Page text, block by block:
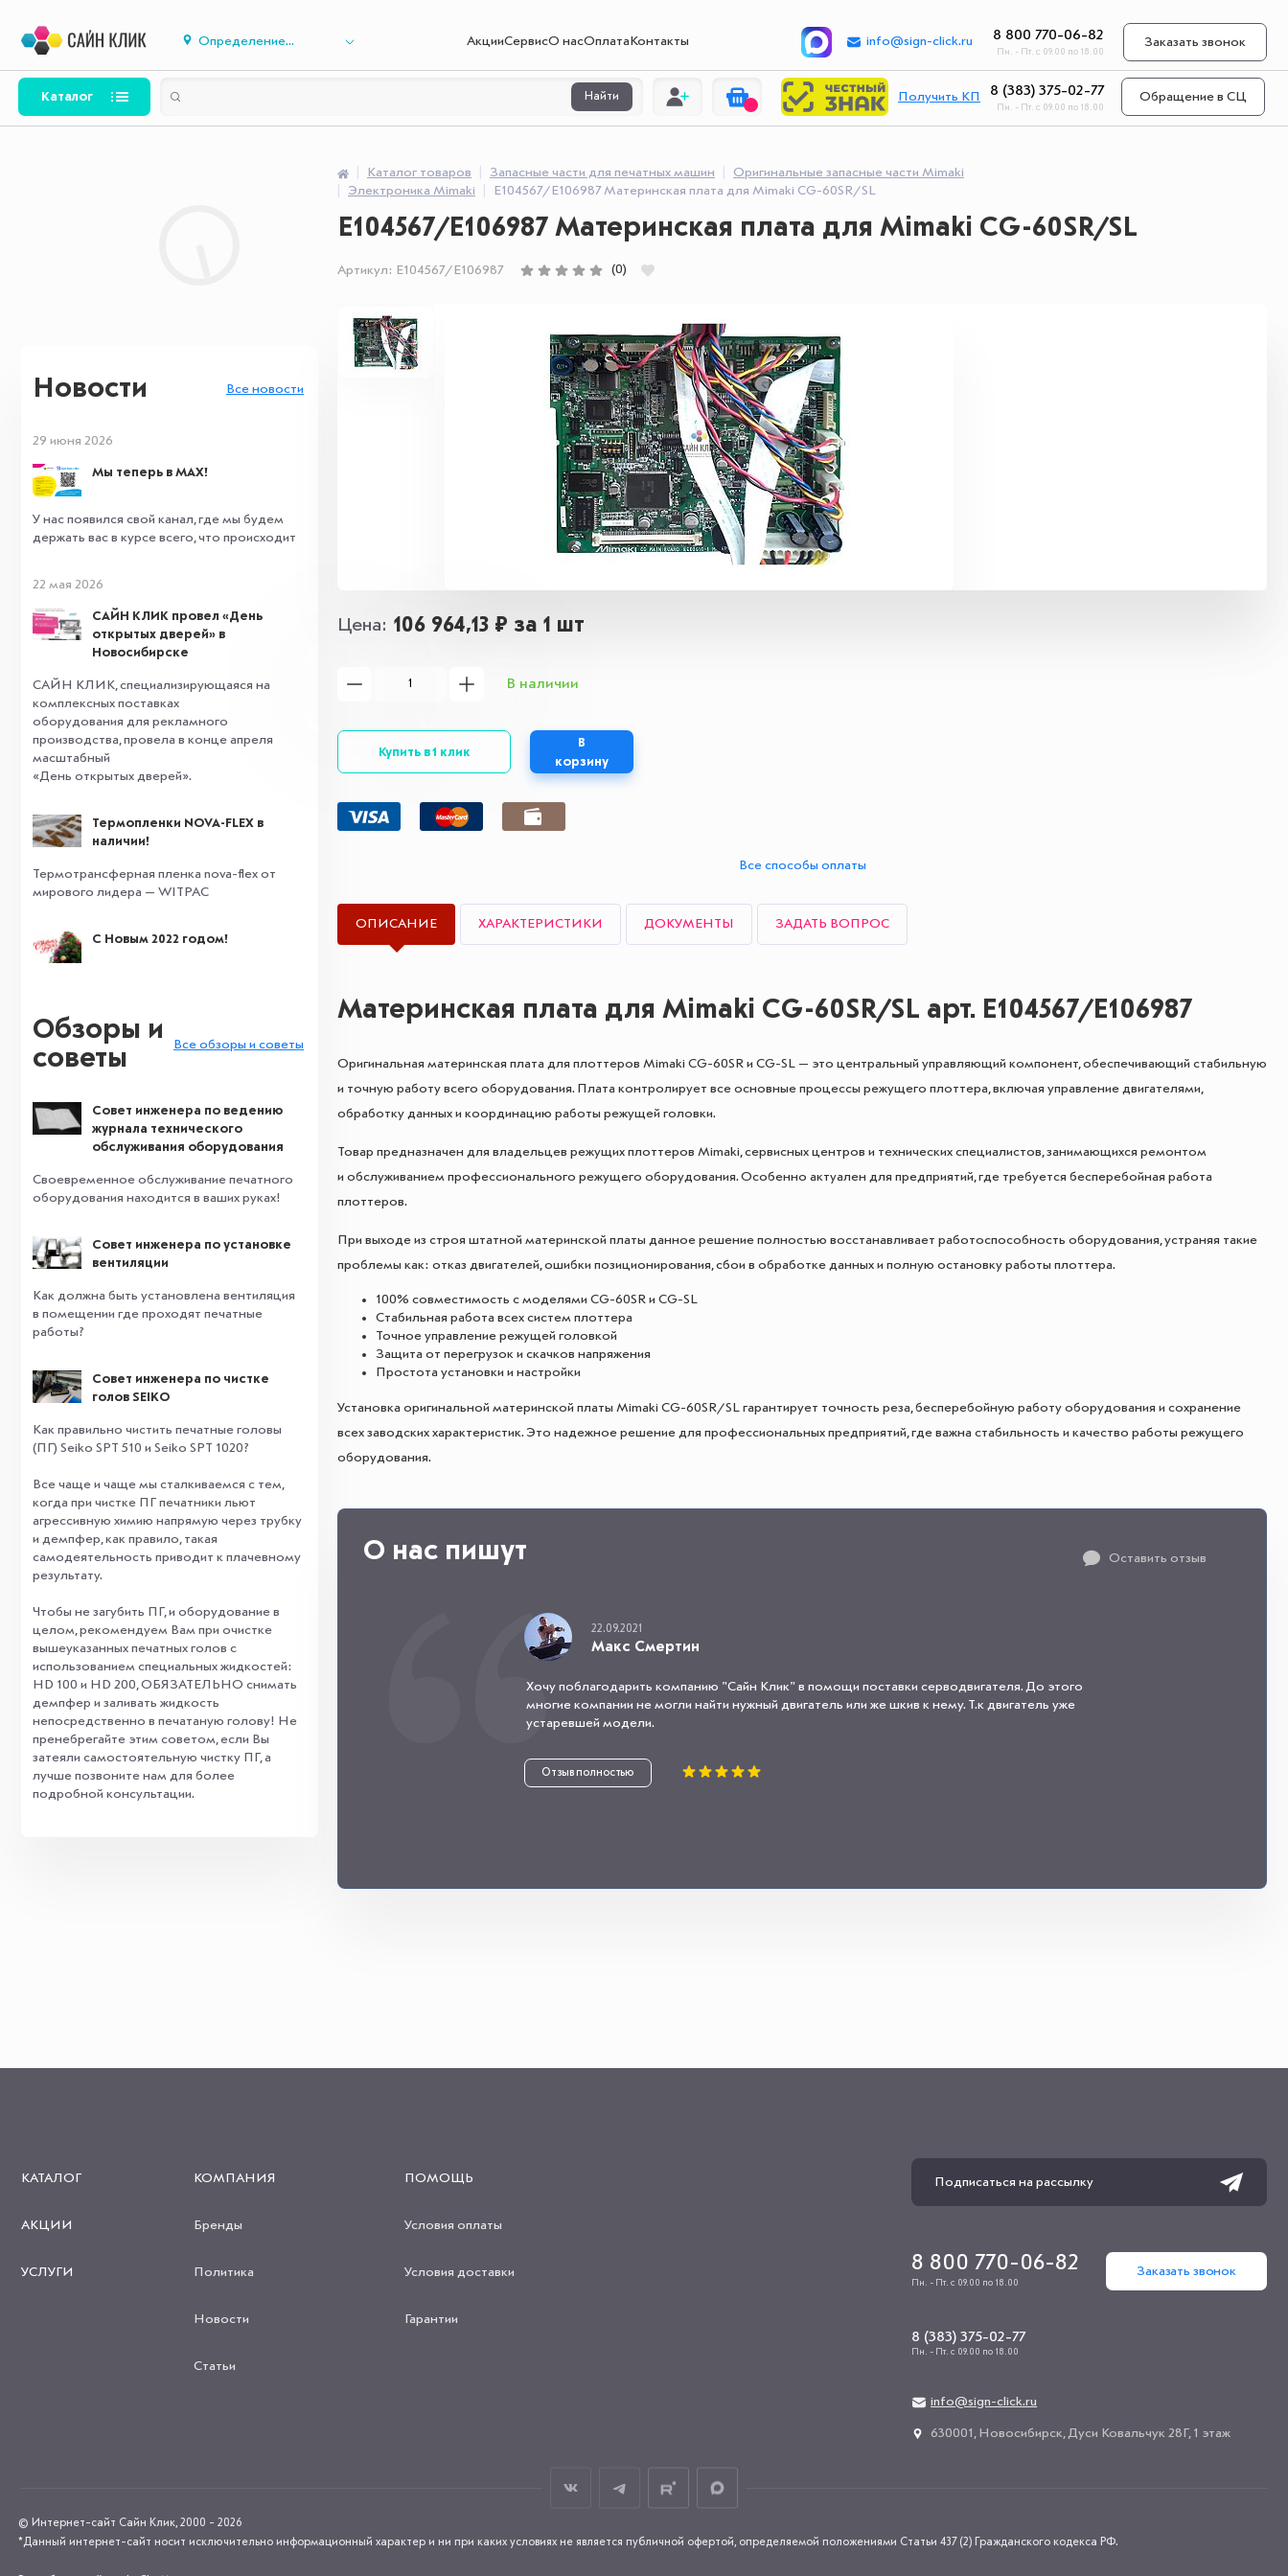
Определение... АкцииСервисО насОплата Контакты info@sign-click.ru 8 800 770-06-82
Пн. - Пт. с 09.00 по 18.00
Заказать звонок
Каталог Найти Получить КП 8 (383) 375-02-77
Пн. - Пт. с 09.00 по 18.00
Обращение в СЦ
Новости Все новости
29 июня 2026
Мы теперь в MAX!
У нас появился свой канал, где мы будем
держать вас в курсе всего, что происходит
22 мая 2026
САЙН КЛИК провел «День
открытых дверей» в
Новосибирске
САЙН КЛИК, специализирующаяся на
комплексных поставках
оборудования для рекламного
производства, провела в конце апреля
масштабный
«День открытых дверей».
Термопленки NOVA-FLEX в
наличии!
Термотрансферная пленка nova-flex от
мирового лидера — WITPAC
С Новым 2022 годом!
Обзоры и
советы
Все обзоры и советы
Совет инженера по ведению
журнала технического
обслуживания оборудования
Своевременное обслуживание печатного
оборудования находится в ваших руках!
Совет инженера по установке
вентиляции
Как должна быть установлена вентиляция
в помещении где проходят печатные
работы?
Совет инженера по чистке
голов SEIKO
Как правильно чистить печатные головы
(ПГ) Seiko SPT 510 и Seiko SPT 1020?
Все чаще и чаще мы сталкиваемся с тем,
когда при чистке ПГ печатники льют
агрессивную химию напрямую через трубку
и демпфер, как правило, такая
самодеятельность приводит к плачевному
результату.
Чтобы не загубить ПГ, и оборудование в
целом, рекомендуем Вам при очистке
вышеуказанных печатных голов с
использованием специальных жидкостей:
HD 100 и HD 200, ОБЯЗАТЕЛЬНО снимать
демпфер и заливать жидкость
непосредственно в печатаную голову! Не
пренебрегайте этим советом, если Вы
затеяли самостоятельную чистку ПГ, а
лучше позвоните нам для более
подробной консультации.
Каталог товаров Запасные части для печатных машин
Оригинальные запасные части Mimaki
Электроника Mimaki
E104567/E106987 Материнская плата для Mimaki CG-60SR/SL
E104567/E106987 Материнская плата для Mimaki CG-60SR/SL
Артикул: E104567/E106987 (0)
Цена 106 964,13 ₽ за 1 шт
В наличии
Купить в 1 клик
В
корзину
Все способы оплаты
ОПИСАНИЕ ХАРАКТЕРИСТИКИ ДОКУМЕНТЫ ЗАДАТЬ ВОПРОС
Материнская плата для Mimaki CG-60SR/SL арт. E104567/E106987
Оригинальная материнская плата для плоттеров Mimaki CG-60SR и CG-SL — это центральный управляющий компонент, обеспечивающий стабильную
и точную работу всего оборудования. Плата контролирует все основные процессы режущего плоттера, включая управление двигателями,
обработку данных и координацию работы режущей головки.
Товар предназначен для владельцев режущих плоттеров Mimaki, сервисных центров и технических специалистов, занимающихся ремонтом
и обслуживанием профессионального режущего оборудования. Особенно актуален для предприятий, где требуется бесперебойная работа
плоттеров.
При выходе из строя штатной материнской платы данное решение полностью восстанавливает работоспособность оборудования, устраняя такие
проблемы как: отказ двигателей, ошибки позиционирования, сбои в обработке данных и полную остановку работы плоттера.
100% совместимость с моделями CG-60SR и CG-SL
Стабильная работа всех систем плоттера
Точное управление режущей головкой
Защита от перегрузок и скачков напряжения
Простота установки и настройки
Установка оригинальной материнской платы Mimaki CG-60SR/SL гарантирует точность реза, бесперебойную работу оборудования и сохранение
всех заводских характеристик. Это надежное решение для профессиональных предприятий, где важна стабильность и качество работы режущего
оборудования.
О нас пишут Оставить отзыв
22.09.2021
Макс Смертин
Хочу поблагодарить компанию "Сайн Клик" в помощи поставки серводвигателя. До этого
многие компании не могли найти нужный двигатель или же шкив к нему. Т.к двигатель уже
устаревшей модели.
Отзыв полностью
КАТАЛОГ
АКЦИИ
УСЛУГИ
КОМПАНИЯ
Бренды
Политика
Новости
Статьи
ПОМОЩЬ
Условия оплаты
Условия доставки
Гарантии
8 800 770-06-82
Пн. - Пт. с 09.00 по 18.00
Заказать звонок
8 (383) 375-02-77
Пн. - Пт. с 09.00 по 18.00
info@sign-click.ru
​630001, Новосибирск, Дуси Ковальчук 28Г, 1 этаж
© Интернет-сайт Сайн Клик, 2000 - 2026
*Данный интернет-сайт носит исключительно информационный характер и ни при каких условиях не является публичной офертой, определяемой положениями Статьи 437 (2) Гражданского кодекса РФ.